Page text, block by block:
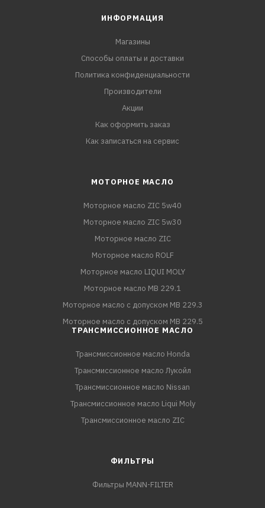
ИНФОРМАЦИЯ
Магазины
Способы оплаты и доставки
Политика конфиденциальности
Производители
Акции
Как оформить заказ
Как записаться на сервис
МОТОРНОЕ МАСЛО
Моторное масло ZIC 5w40
Моторное масло ZIC 5w30
Моторное масло ZIC
Моторное масло ROLF
Моторное масло LIQUI MOLY
Моторное масло MB 229.1
Моторное масло с допуском MB 229.3
Моторное масло с допуском MB 229.5
ТРАНСМИССИОННОЕ МАСЛО
Трансмиссионное масло Honda
Трансмиссионное масло Лукойл
Трансмиссионное масло Nissan
Трансмиссионное масло Liqui Moly
Трансмиссионное масло ZIC
ФИЛЬТРЫ
Фильтры MANN-FILTER